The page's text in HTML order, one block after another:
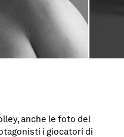
anche le foto del
i giocatori di